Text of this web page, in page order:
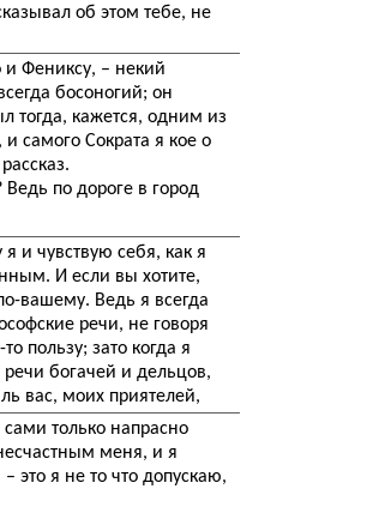
об этом тебе, не
и Фениксу, – некий
босоногий; он
тогда, кажется, одним из
самого Сократа я кое о
по дороге в город
и чувствую себя, как я
И если вы хотите,
вашему. Ведь я всегда
речи, не говоря
пользу; зато когда я
богачей и дельцов,
вас, моих приятелей,
только напрасно
меня, и я
это я не то что допускаю,